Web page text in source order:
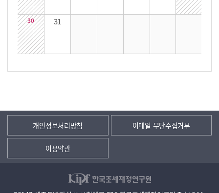
30 31
개인정보처리방침 이메일 무단수집거부
이용약관